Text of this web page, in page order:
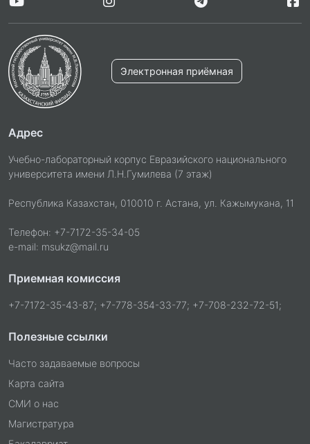
Электронная приёмная
Адрес
Учебно-лабораторный корпус Евразийского национального
университета имени Л.Н.Гумилева (7 этаж)
Республика Казахстан, 010010 г. Астана, ул. Кажымукана, 11
Телефон: +7-7172-35-34-05
e-mail: msukz@mail.ru
Приемная комиссия
+7-7172-35-43-87; +7-778-354-33-77; +7-708-232-72-51;
Полезные ссылки
Часто задаваемые вопросы
Карта сайта
СМИ о нас
Магистратура